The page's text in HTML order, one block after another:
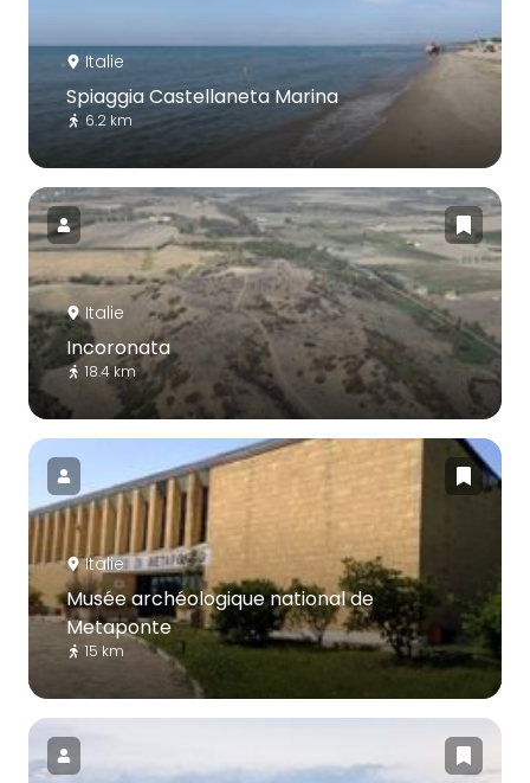
Italie
Spiaggia Castellaneta Marina
6.2 km
Italie
Incoronata
18.4 km
Italie
Musée archéologique national de
Metaponte
15 km